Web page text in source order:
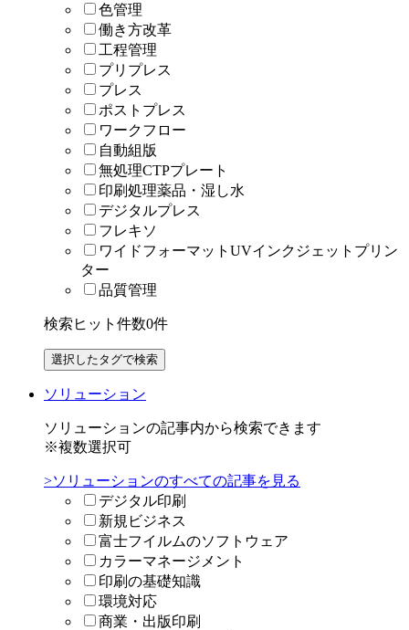
色管理
働き方改革
工程管理
プリプレス
プレス
ポストプレス
ワークフロー
自動組版
無処理CTPプレート
印刷処理薬品・湿し水
デジタルプレス
フレキソ
ワイドフォーマットUVインクジェットプリン
ター
品質管理
検索ヒット件数0件
ソリューション
ソリューションの記事内から検索できます
※複数選択可
>ソリューションのすべての記事を見る
デジタル印刷
新規ビジネス
富士フイルムのソフトウェア
カラーマネージメント
印刷の基礎知識
環境対応
商業・出版印刷